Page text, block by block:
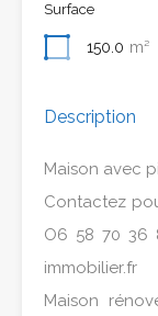
Surface
150.0 m²
Description
Maison avec
Contactez
O6 58 70 36
immobilier.fr
Maison